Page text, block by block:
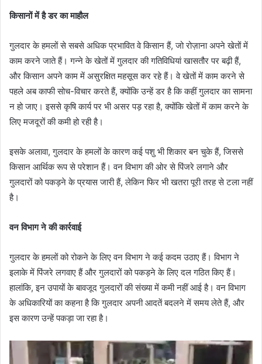
किसानों में है डर का माहौल
गुलदार के हमलों से सबसे अधिक प्रभावित वे किसान हैं, जो रोज़ाना अपने खेतों में
काम करने जाते हैं। गन्ने के खेतों में गुलदार की गतिविधियां खासतौर पर बढ़ी हैं,
और किसान अपने काम में असुरक्षित महसूस कर रहे हैं। वे खेतों में काम करने से
पहले अब काफी सोच-विचार करते हैं, क्योंकि उन्हें डर है कि कहीं गुलदार का सामना
न हो जाए। इससे कृषि कार्य पर भी असर पड़ रहा है, क्योंकि खेतों में काम करने के
लिए मजदूरों की कमी हो रही है।
इसके अलावा, गुलदार के हमलों के कारण कई पशु भी शिकार बन चुके हैं, जिससे
किसान आर्थिक रूप से परेशान हैं। वन विभाग की ओर से पिंजरे लगाने और
गुलदारों को पकड़ने के प्रयास जारी हैं, लेकिन फिर भी खतरा पूरी तरह से टला नहीं
है।
वन विभाग ने की कार्रवाई
गुलदार के हमलों को रोकने के लिए वन विभाग ने कई कदम उठाए हैं। विभाग ने
इलाके में पिंजरे लगवाए हैं और गुलदारों को पकड़ने के लिए दल गठित किए हैं।
हालांकि, इन उपायों के बावजूद गुलदारों की संख्या में कमी नहीं आई है। वन विभाग
के अधिकारियों का कहना है कि गुलदार अपनी आदतें बदलने में समय लेते हैं, और
इस कारण उन्हें पकड़ा जा रहा है।